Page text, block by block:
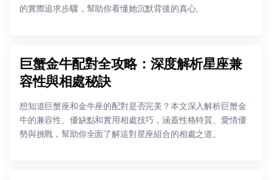
的實際追求步驟，幫助你看懂她沉默背後的真心。
巨蟹金牛配對全攻略：深度解析星座兼
容性與相處秘訣
想知道巨蟹座和金牛座的配對是否完美？本文深入解析巨蟹金
牛的兼容性、優缺點和實用相處技巧，涵蓋性格特質、愛情優
勢與挑戰，幫助你全面了解這對星座組合的相處之道。